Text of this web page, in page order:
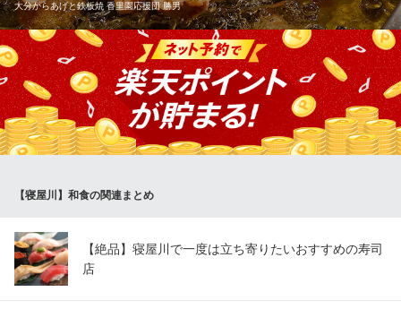
大分からあげと鉄板焼 香里園応援団 勝男
勝男に来たらアツアツでジューシーな「唐揚げ」を食べないと始
まらない！じっくり数ヶ月熟成させた「秘伝のタレ」に漬け込
み、鶏肉全体に旨味をたっぷりと染み込ませた濃厚な味わいの唐
揚げです。香ばしいしょうゆとにんにく風味が、お酒にもご飯に
も抜群に合います◎せせりなど、様々な部位をご用意しておりま
す！
大分からあげと鉄板焼 香里園応援団 勝男
京阪本線香里園駅 徒歩3分
大阪府寝屋川市香里南之町30-1 第3林ビル
【寝屋川】和食の関連まとめ
【絶品】寝屋川で一度は立ち寄りたいおすすめの寿司
店